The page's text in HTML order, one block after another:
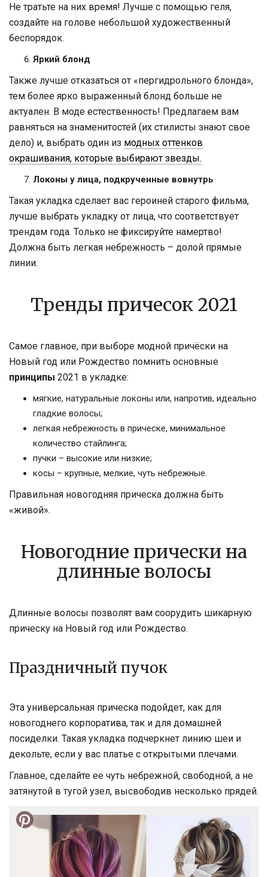
Не тратьте на них время! Лучше с помощью геля,
создайте на голове небольшой художественный
беспорядок.
Яркий блонд
Также лучше отказаться от «пергидрольного блонда»,
тем более ярко выраженный блонд больше не
актуален. В моде естественность! Предлагаем вам
равняться на знаменитостей (их стилисты знают свое
дело) и, выбрать один из модных оттенков
окрашивания, которые выбирают звезды.
Локоны у лица, подкрученные вовнутрь
Такая укладка сделает вас героиней старого фильма,
лучше выбрать укладку от лица, что соответствует
трендам года. Только не фиксируйте намертво!
Должна быть легкая небрежность – долой прямые
линии.
Тренды причесок 2021
Самое главное, при выборе модной причёски на
Новый год или Рождество помнить основные
принципы 2021 в укладке:
мягкие, натуральные локоны или, напротив, идеально
гладкие волосы;
легкая небрежность в прическе, минимальное
количество стайлинга;
пучки – высокие или низкие;
косы – крупные, мелкие, чуть небрежные.
Правильная новогодняя прическа должна быть
«живой».
Новогодние прически на
длинные волосы
Длинные волосы позволят вам соорудить шикарную
прическу на Новый год или Рождество.
Праздничный пучок
Эта универсальная прическа подойдет, как для
новогоднего корпоратива, так и для домашней
посиделки. Такая укладка подчеркнет линию шеи и
декольте, если у вас платье с открытыми плечами.
Главное, сделайте ее чуть небрежной, свободной, а не
затянутой в тугой узел, высвободив несколько прядей.